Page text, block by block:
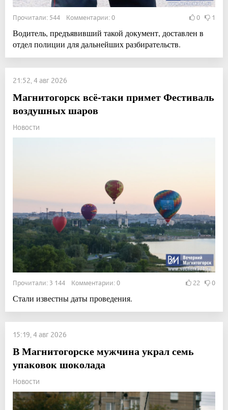
Прочитали: 544 Комментарии: 0 0 1
Водитель, предъявивший такой документ, доставлен в
отдел полиции для дальнейших разбирательств.
21:52, 4 авг 2026
Магнитогорск всё-таки примет Фестиваль
воздушных шаров
Новости
Прочитали: 3 144 Комментарии: 0 22 0
Стали известны даты проведения.
15:19, 4 авг 2026
В Магнитогорске мужчина украл семь
упаковок шоколада
Новости